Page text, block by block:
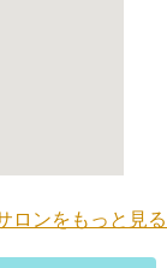
ロンをもっと見る